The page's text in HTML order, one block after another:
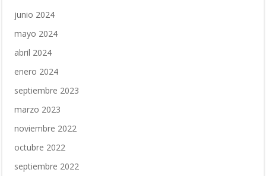
junio 2024
mayo 2024
abril 2024
enero 2024
septiembre 2023
marzo 2023
noviembre 2022
octubre 2022
septiembre 2022